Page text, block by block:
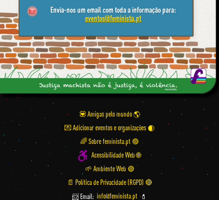
Envia-nos um email com toda a informação para:
eventos@feminista.pt
💟 Amigas pelo mundo
💌 Adicionar eventos e organizações
🌈 Sobre feminista.pt 🟣
Acessibilidade Web 🌐
🌱 Ambiente Web 🟢
📄 Política de Privacidade (RGPD) 🔴
📨 Email: info@feminista.pt 💄